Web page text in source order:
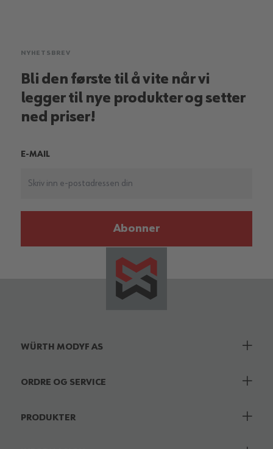
NYHETSBREV
Bli den første til å vite når vi
legger til nye produkter og setter
ned priser!
E-MAIL
Abonner
WÜRTH MODYF AS
ORDRE OG SERVICE
PRODUKTER